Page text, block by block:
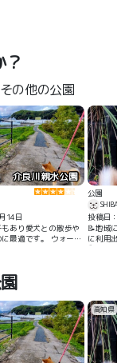
の他の公園
介良川親水公園
14日
あり愛犬との散歩や
最適です。 ウォーキ
公園
SHIBA
投稿日：
📝地域に
に利用出
動かせま
高知県